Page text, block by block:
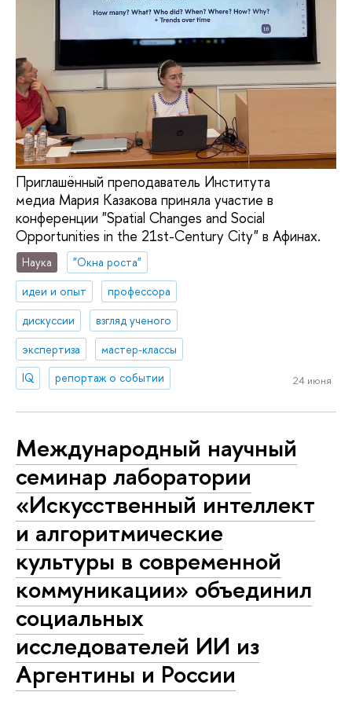
Приглашённый преподаватель Института
медиа Мария Казакова приняла участие в
конференции "Spatial Changes and Social
Opportunities in the 21st-Century City" в Афинах.
Наука
"Окна роста"
идеи и опыт
профессора
дискуссии
взгляд ученого
экспертиза
мастер-классы
IQ
репортаж о событии 24 июня
Международный научный
семинар лаборатории
«Искусственный интеллект
и алгоритмические
культуры в современной
коммуникации» объединил
социальных
исследователей ИИ из
Аргентины и России